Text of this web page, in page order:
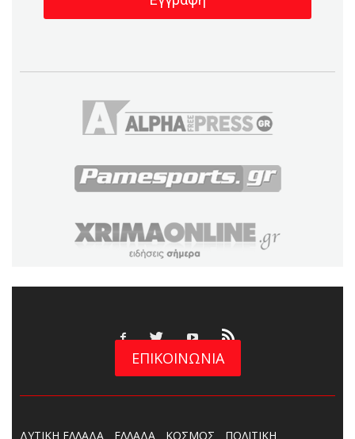
ΕΠΙΚΟΙΝΩΝΙΑ
ΔΥΤΙΚΗ ΕΛΛΑΔΑ ΕΛΛΑΔΑ ΚΟΣΜΟΣ ΠΟΛΙΤΙΚΗ